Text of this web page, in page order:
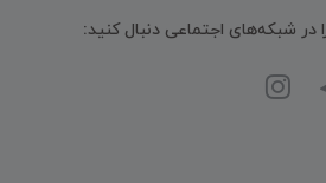
در شبکه‌های اجتماعی دنبال کنید: